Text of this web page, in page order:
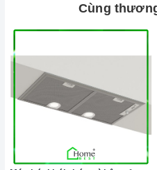
Đến với Home Best, chúng tôi
máy rửa
chất lượng và nguồn gốc sản
tin mang đến cho quý khách
Cùng